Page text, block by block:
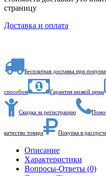
страницу
Доставка и оплата
Бесплатная доставка при
способом Гарантия низкой цены
Скидка за регистрацию
качество товара Покупка в
Описание
Характеристики
Вопросы-Ответы (0)